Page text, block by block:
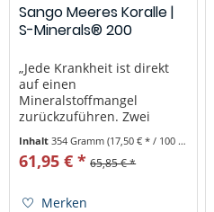
Sango Meeres Koralle |
S-Minerals® 200
„Jede Krankheit ist direkt
auf einen
Mineralstoffmangel
zurückzuführen. Zwei
Nahrungsaufnahme sollten
Mineralstoffe sein.“ – Zitat
(zweifacher
Inhalt354 Gramm(17,50 € * / 100 Gramm)
61,95 € * 65,85 € *
Merken